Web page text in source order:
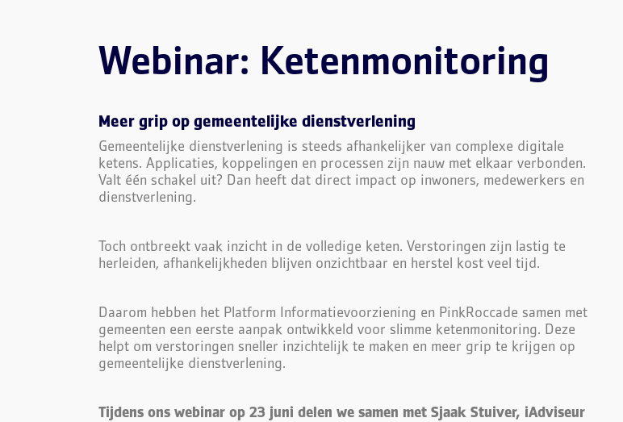
Webinar: Ketenmonitoring
Meer grip op gemeentelijke dienstverlening
Gemeentelijke dienstverlening is steeds afhankelijker van complexe digitale
ketens. Applicaties, koppelingen en processen zijn nauw met elkaar verbonden.
Valt één schakel uit? Dan heeft dat direct impact op inwoners, medewerkers en
dienstverlening.
Toch ontbreekt vaak inzicht in de volledige keten. Verstoringen zijn lastig te
herleiden, afhankelijkheden blijven onzichtbaar en herstel kost veel tijd.
Daarom hebben het Platform Informatievoorziening en PinkRoccade samen met
gemeenten een eerste aanpak ontwikkeld voor slimme ketenmonitoring. Deze
helpt om verstoringen sneller inzichtelijk te maken en meer grip te krijgen op
gemeentelijke dienstverlening.
Tijdens ons webinar op 23 juni delen we samen met Sjaak Stuiver, iAdviseur